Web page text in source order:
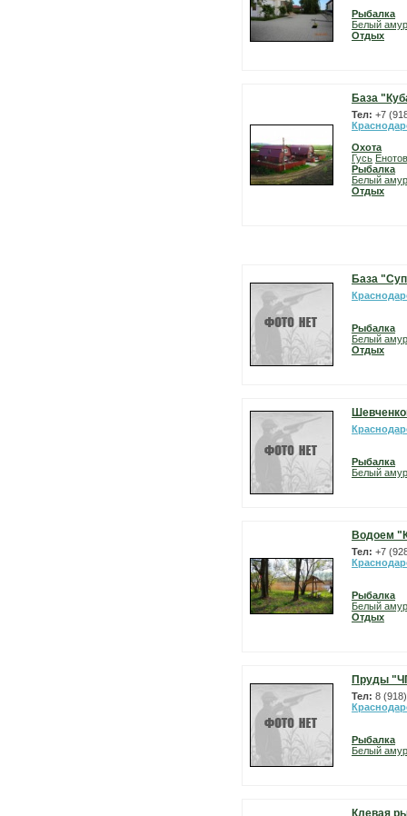
Рыбалка
Белый амур
Отдых
База
Тел: +7
Охота
Гусь
Рыбалка
Белый амур
Отдых
База
Рыбалка
Белый амур
Отдых
Рыбалка
Белый амур
Водоем
Тел: +7
Рыбалка
Белый амур
Отдых
Пруды
Тел: 8
Рыбалка
Белый амур
Клевая